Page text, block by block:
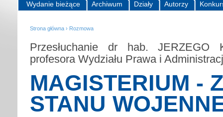
Autorzy
Działy
Archiwum
Wydanie bieżące
Strona główna › Rozmowa
Przesłuchanie dr hab. JERZEGO
profesora Wydziału Prawa i
MAGISTERIUM -
STANU